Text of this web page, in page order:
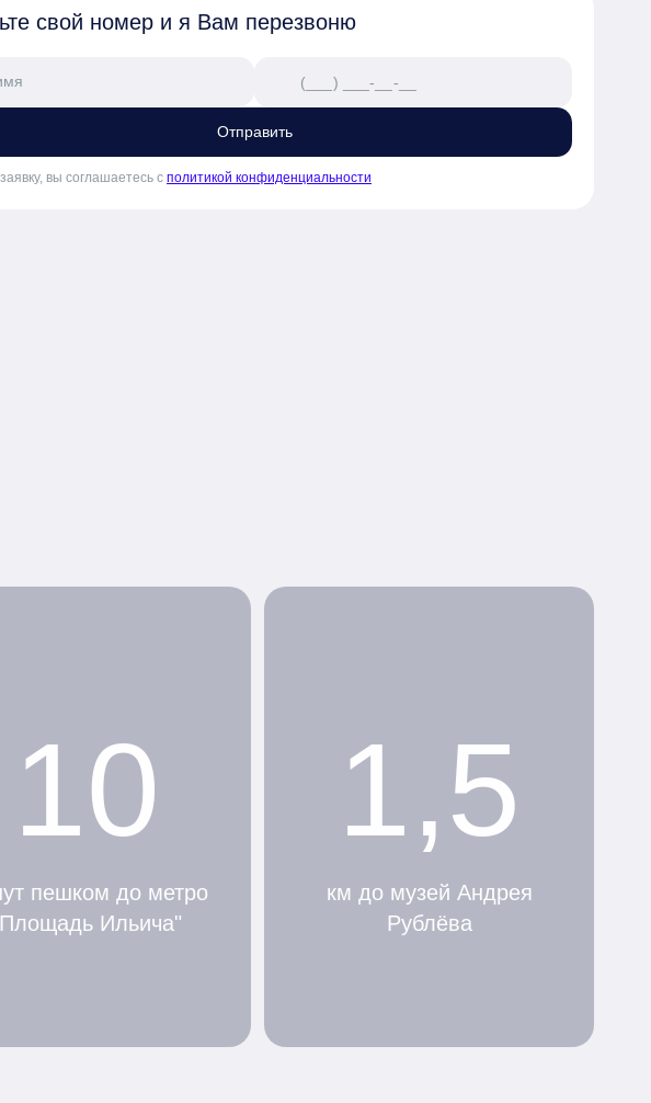
свой номер и я Вам перезвоню
Отправить
вы соглашаетесь с политикой конфиденциальности
10
пешком до метро
Ильича"
1,5
км до музей Андрея
Рублёва